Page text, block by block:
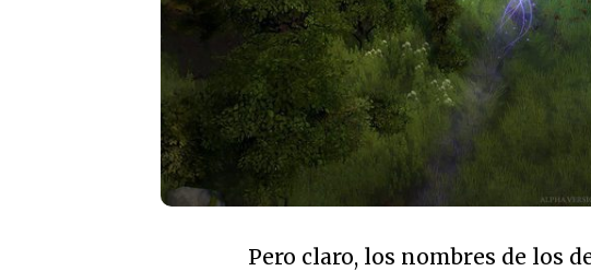
Pero claro, los nombres de los